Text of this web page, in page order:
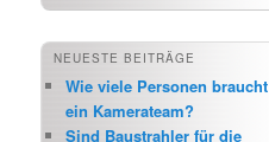
NEUESTE BEITRÄGE
Wie viele Personen braucht
ein Kamerateam?
Sind Baustrahler für die